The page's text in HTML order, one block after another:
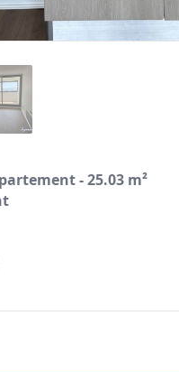
- 25.03 m²